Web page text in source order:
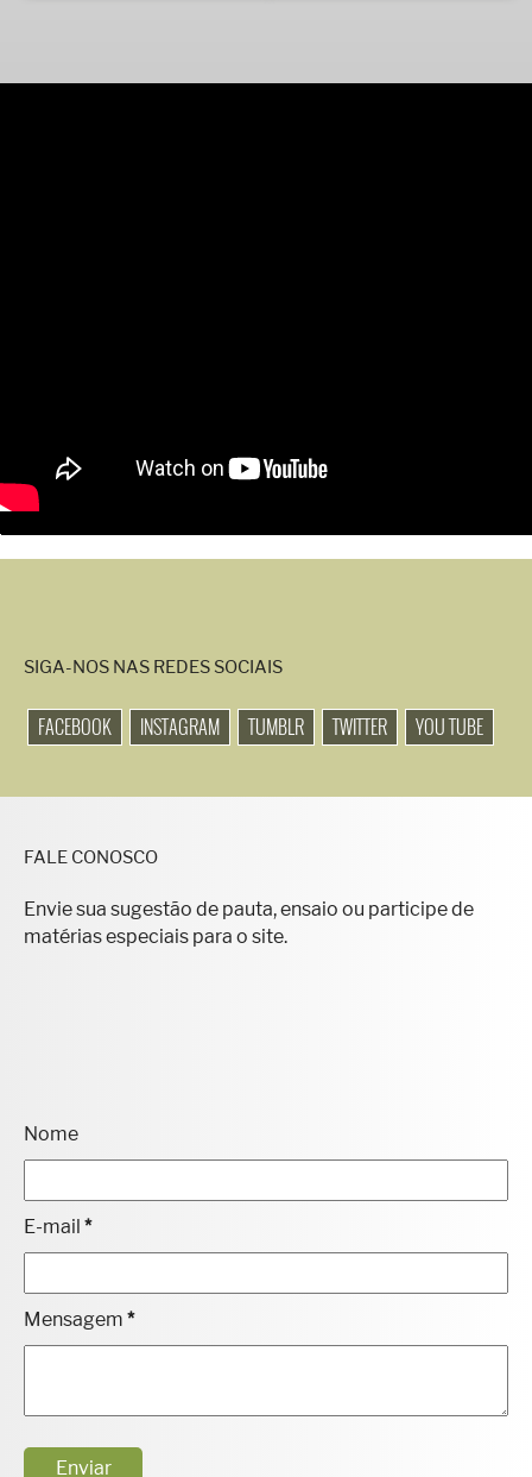
SIGA-NOS NAS REDES SOCIAIS
FACEBOOK INSTAGRAM TUMBLR TWITTER YOU TUBE
FALE CONOSCO
Envie sua sugestão de pauta, ensaio ou participe de
matérias especiais para o site.
Nome
E-mail *
Mensagem *